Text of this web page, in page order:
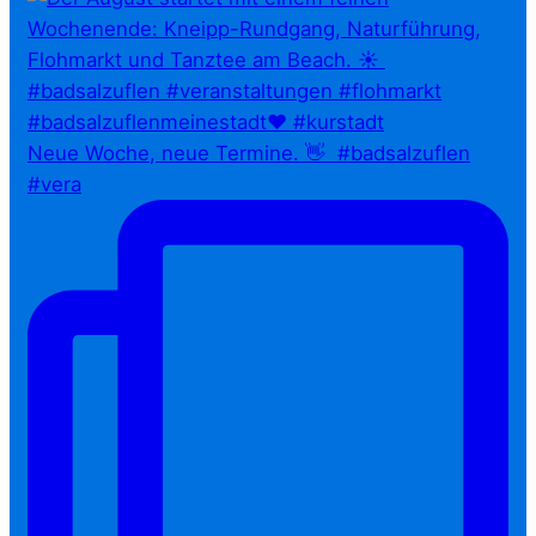
Neue Woche, neue Termine. 👋⁠ ⁠ #badsalzuflen
#vera